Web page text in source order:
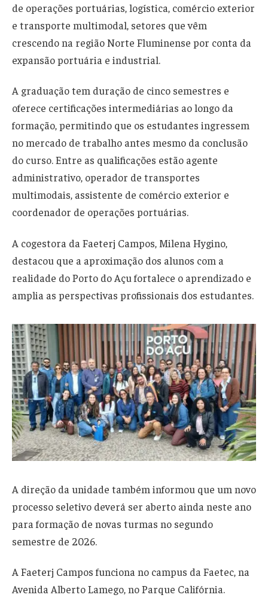
de operações portuárias, logística, comércio exterior
e transporte multimodal, setores que vêm
crescendo na região Norte Fluminense por conta da
expansão portuária e industrial.
A graduação tem duração de cinco semestres e
oferece certificações intermediárias ao longo da
formação, permitindo que os estudantes ingressem
no mercado de trabalho antes mesmo da conclusão
do curso. Entre as qualificações estão agente
administrativo, operador de transportes
multimodais, assistente de comércio exterior e
coordenador de operações portuárias.
A cogestora da Faeterj Campos, Milena Hygino,
destacou que a aproximação dos alunos com a
realidade do Porto do Açu fortalece o aprendizado e
amplia as perspectivas profissionais dos estudantes.
A direção da unidade também informou que um novo
processo seletivo deverá ser aberto ainda neste ano
para formação de novas turmas no segundo
semestre de 2026.
A Faeterj Campos funciona no campus da Faetec, na
Avenida Alberto Lamego, no Parque Califórnia.